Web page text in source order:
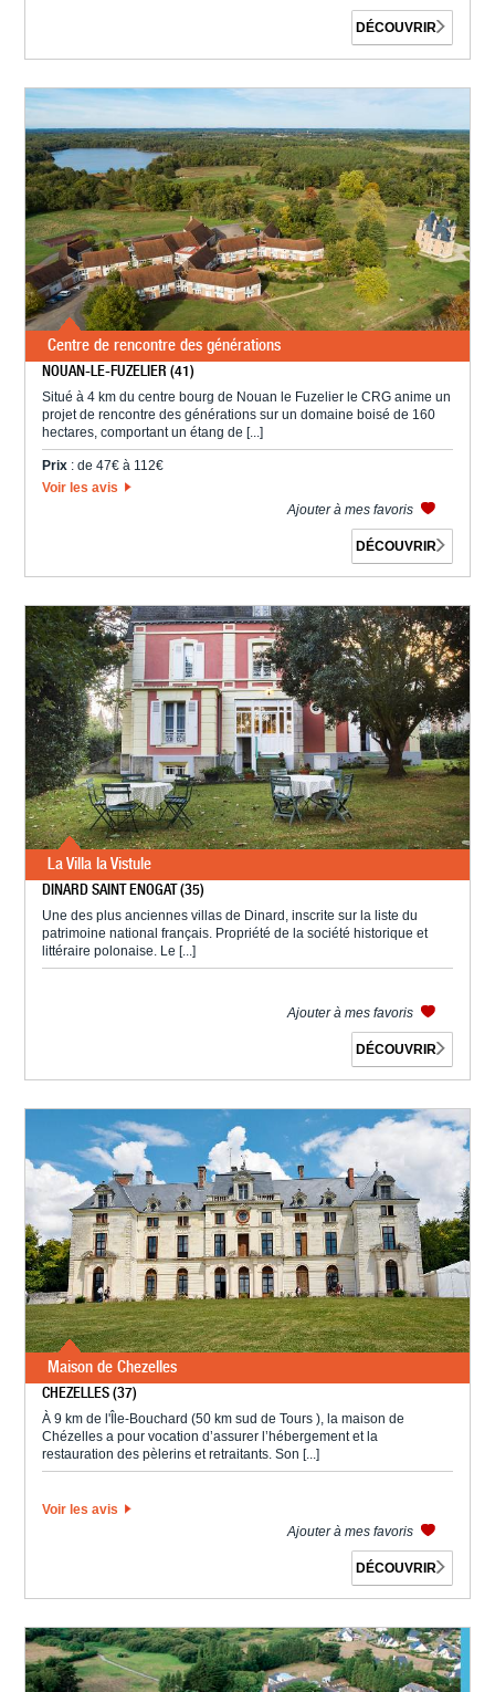
DÉCOUVRIR
Centre de rencontre des générations
NOUAN-LE-FUZELIER (41)
Situé à 4 km du centre bourg de Nouan le Fuzelier le CRG anime un
projet de rencontre des générations sur un domaine boisé de 160
hectares, comportant un étang de [...]
Prix : de 47€ à 112€
Voir les avis
Ajouter à mes favoris
DÉCOUVRIR
La Villa la Vistule
DINARD SAINT ENOGAT (35)
Une des plus anciennes villas de Dinard, inscrite sur la liste du
patrimoine national français. Propriété de la société historique et
littéraire polonaise. Le [...]
Ajouter à mes favoris
DÉCOUVRIR
Maison de Chezelles
CHEZELLES (37)
À 9 km de l'Île-Bouchard (50 km sud de Tours ), la maison de
Chézelles a pour vocation d’assurer l’hébergement et la
restauration des pèlerins et retraitants. Son [...]
Voir les avis
Ajouter à mes favoris
DÉCOUVRIR